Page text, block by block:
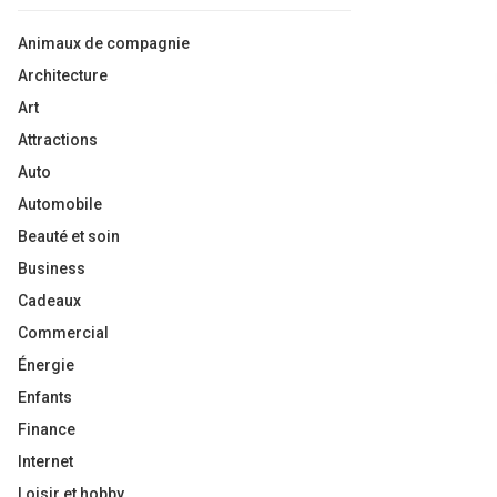
Animaux de compagnie
Architecture
Art
Attractions
Auto
Automobile
Beauté et soin
Business
Cadeaux
Commercial
Énergie
Enfants
Finance
Internet